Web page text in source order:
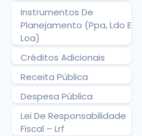
Instrumentos De
Planejamento (Ppa, Ldo E
Loa)
Créditos Adicionais
Receita Pública
Despesa Pública
Lei De Responsabilidade
Fiscal – Lrf